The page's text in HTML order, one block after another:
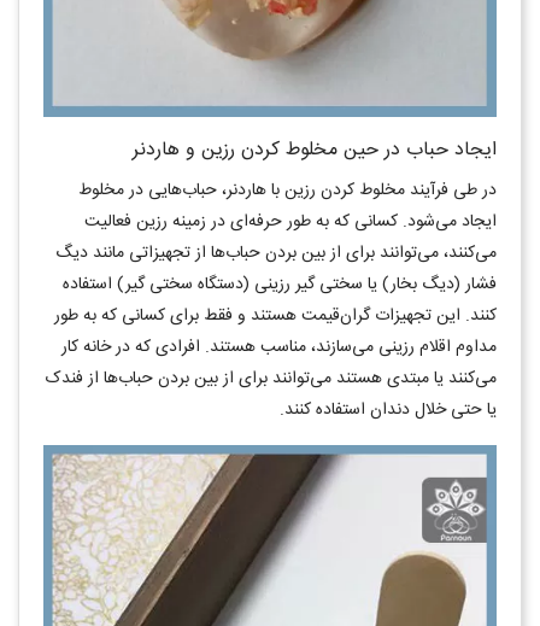
ایجاد حباب در حین مخلوط کردن رزین و هاردنر
در طی فرآیند مخلوط کردن رزین با هاردنر، حباب‌هایی در مخلوط
ایجاد می‌شود. کسانی که به طور حرفه‌ای در زمینه رزین فعالیت
می‌کنند، می‌توانند برای از بین بردن حباب‌ها از تجهیزاتی مانند دیگ
فشار (دیگ بخار) یا سختی گیر رزینی (دستگاه سختی گیر) استفاده
کنند. این تجهیزات گران‌قیمت هستند و فقط برای کسانی که به طور
مداوم اقلام رزینی می‌سازند، مناسب هستند. افرادی که در خانه کار
می‌کنند یا مبتدی هستند می‌توانند برای از بین بردن حباب‌ها از فندک
یا حتی خلال دندان استفاده کنند.